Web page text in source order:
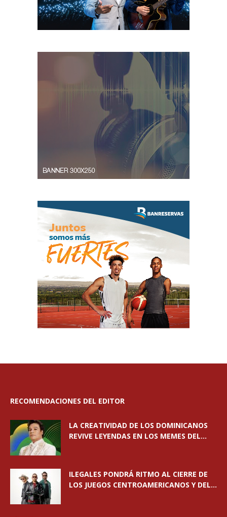
RECOMENDACIONES DEL EDITOR
LA CREATIVIDAD DE LOS DOMINICANOS
REVIVE LEYENDAS EN LOS MEMES DEL...
ILEGALES PONDRÁ RITMO AL CIERRE DE
LOS JUEGOS CENTROAMERICANOS Y DEL...